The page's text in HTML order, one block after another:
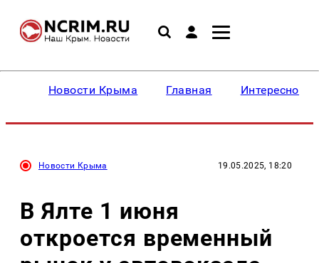
Новости Крыма Главная Интересное
Новости Крыма 19.05.2025, 18:20
В Ялте 1 июня
откроется временный